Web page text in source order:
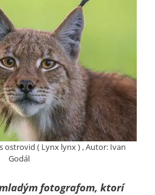
ostrovid ( Lynx lynx ) , Autor: Ivan
Godál
fotografom, ktorí